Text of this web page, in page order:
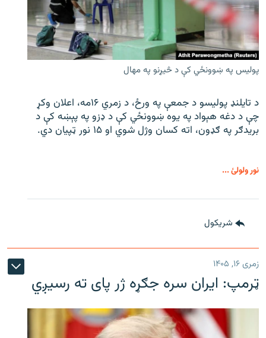
پولیس په ښوونځي کې د څیړنو په مهال
د تایلنډ پولیسو د جمعې په ورځ، د زمري ۱۶مه، اعلان وکړ
چې د دغه هېواد په یوه ښوونځي کې د ډزو په پېښه کې د
بریدګر په ګډون، اته کسان وژل شوي او ۱۵ نور ټپیان دي.
نور ولولئ ...
شريکول
زمری ۱۶, ۱۴۰۵
ټرمپ: ایران سره جګړه ژر پای ته رسیږي